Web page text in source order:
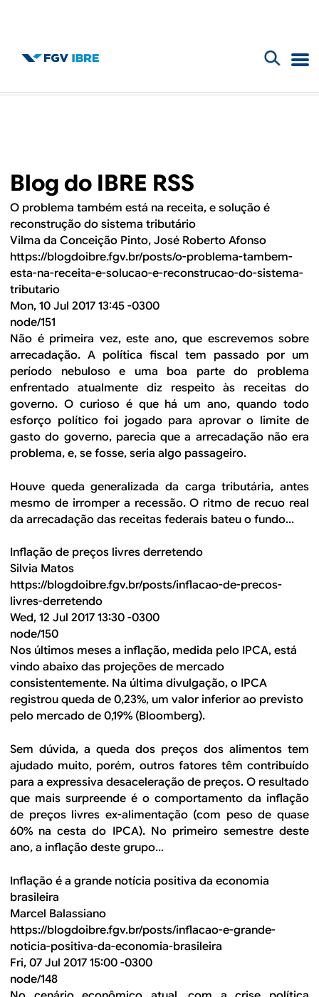
B
g
d
o
I
B
R
E
o
u
l
á
r
i
o
e
b
u
s
c
Blog do IBRE RSS
O problema também está na receita, e solução é
reconstrução do sistema tributário
Vilma da Conceição Pinto, José Roberto Afonso
https://blogdoibre.fgv.br/posts/o-problema-tambem-
esta-na-receita-e-solucao-e-reconstrucao-do-sistema-
tributario
Mon, 10 Jul 2017 13:45 -0300
node/151
Não é primeira vez, este ano, que escrevemos sobre
arrecadação. A política fiscal tem passado por um
período nebuloso e uma boa parte do problema
enfrentado atualmente diz respeito às receitas do
governo. O curioso é que há um ano, quando todo
esforço político foi jogado para aprovar o limite de
gasto do governo, parecia que a arrecadação não era
problema, e, se fosse, seria algo passageiro.
Houve queda generalizada da carga tributária, antes
mesmo de irromper a recessão. O ritmo de recuo real
da arrecadação das receitas federais bateu o fundo...
Inflação de preços livres derretendo
Silvia Matos
https://blogdoibre.fgv.br/posts/inflacao-de-precos-
livres-derretendo
Wed, 12 Jul 2017 13:30 -0300
node/150
Nos últimos meses a inflação, medida pelo IPCA, está
vindo abaixo das projeções de mercado
consistentemente. Na última divulgação, o IPCA
registrou queda de 0,23%, um valor inferior ao previsto
pelo mercado de 0,19% (Bloomberg).
Sem dúvida, a queda dos preços dos alimentos tem
ajudado muito, porém, outros fatores têm contribuído
para a expressiva desaceleração de preços. O resultado
que mais surpreende é o comportamento da inflação
de preços livres ex-alimentação (com peso de quase
60% na cesta do IPCA). No primeiro semestre deste
ano, a inflação deste grupo...
Inflação é a grande notícia positiva da economia
brasileira
Marcel Balassiano
https://blogdoibre.fgv.br/posts/inflacao-e-grande-
noticia-positiva-da-economia-brasileira
Fri, 07 Jul 2017 15:00 -0300
node/148